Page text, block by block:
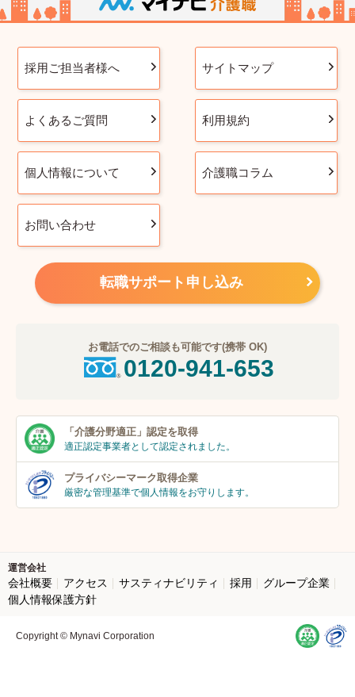
採用ご担当者様へ サイトマップ
よくあるご質問 利用規約
個人情報について 介護職コラム
お問い合わせ
転職サポート申し込み
お電話でのご相談も可能です(携帯 OK)
0120-941-653
「介護分野適正」 認定を取得
適正認定事業者として認定されました。
プライバシーマーク取得企業
厳密な管理基準で個人情報をお守りします。
運営会社
会社概要 アクセス サスティナビリティ 採用
グループ企業
個人情報保護方針
Copyright © Mynavi Corporation